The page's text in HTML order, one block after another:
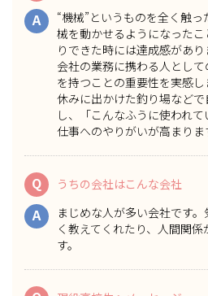
A
“機械”というものを全く触
械を動かせるようになった
りできた時には達成感があり
会社の業務に携わる人とし
を持つことの重要性を実感し
休みに出かけた釣り場など
し、「こんなふうに使われて
仕事へのやりがいが高まりま
Q うちの会社はこんな会社
A
まじめな人が多い会社です
く教えてくれたり、人間関
す。